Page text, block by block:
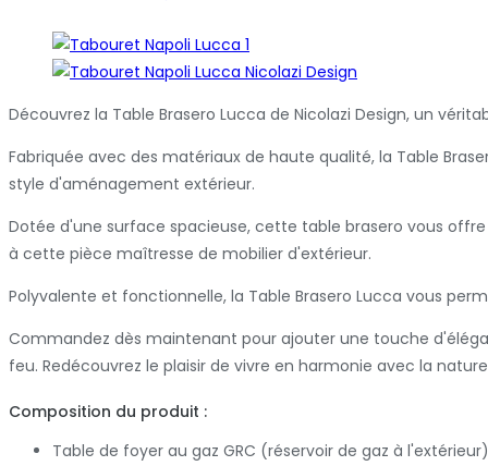
Découvrez la Table Brasero Lucca de Nicolazi Design, un
Fabriquée avec des matériaux de haute qualité, la Table
style d'aménagement extérieur.
Dotée d'une surface spacieuse, cette table brasero vous
à cette pièce maîtresse de mobilier d'extérieur.
Polyvalente et fonctionnelle, la Table Brasero Lucca vous
Commandez dès maintenant pour ajouter une touche
feu. Redécouvrez le plaisir de vivre en harmonie avec la
Composition du produit :
Table de foyer au gaz GRC (réservoir de gaz à l'extérieur)